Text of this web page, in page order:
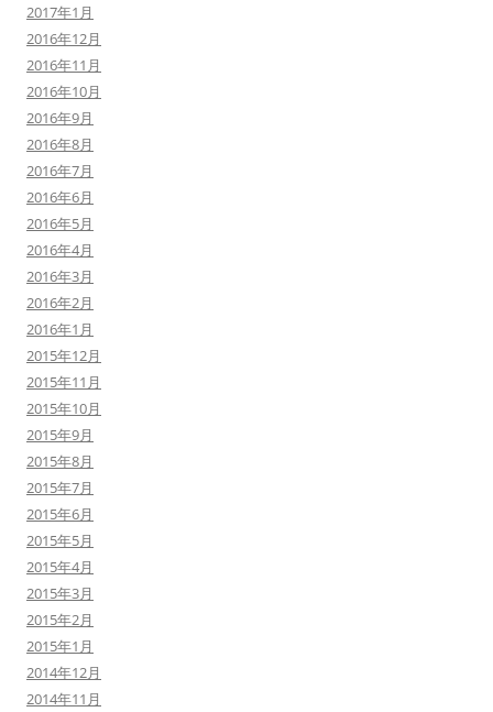
2017年1月
2016年12月
2016年11月
2016年10月
2016年9月
2016年8月
2016年7月
2016年6月
2016年5月
2016年4月
2016年3月
2016年2月
2016年1月
2015年12月
2015年11月
2015年10月
2015年9月
2015年8月
2015年7月
2015年6月
2015年5月
2015年4月
2015年3月
2015年2月
2015年1月
2014年12月
2014年11月